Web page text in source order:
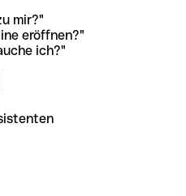
mir?"
eröffnen?"
ich?"